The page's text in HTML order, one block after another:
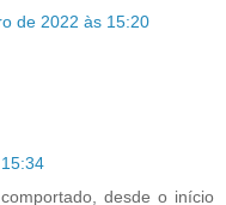
de 2022 às 15:20
desde o início